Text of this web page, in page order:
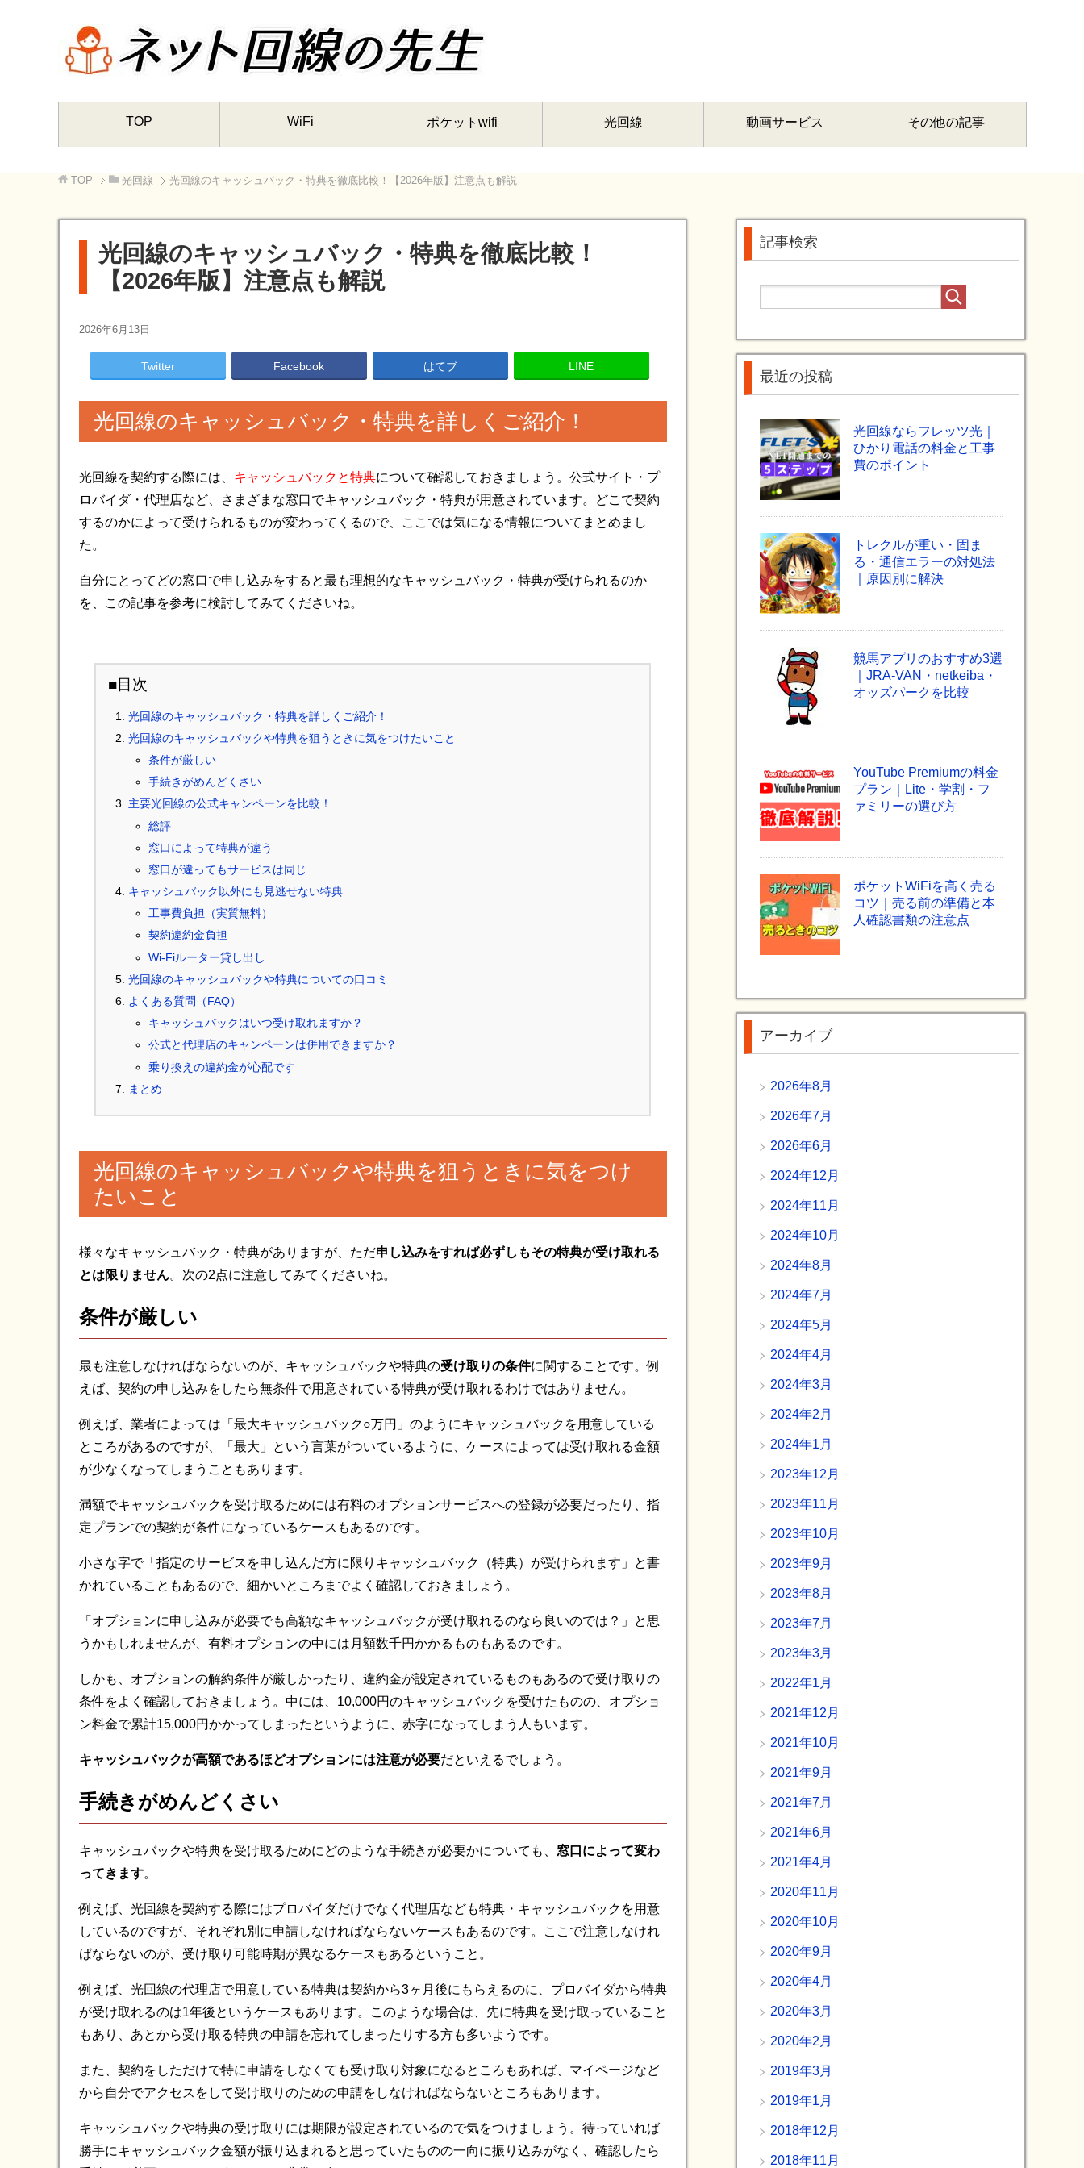
TOP WiFi ポケットwifi 光回線 動画サービス その他の記事
TOP 光回線 光回線のキャッシュバック・特典を徹底比較！【2026年版】注意点も解説
光回線のキャッシュバック・特典を徹底比較！
【2026年版】注意点も解説
2026年6月13日
Twitter Facebook はてブ LINE
光回線のキャッシュバック・特典を詳しくご紹介！
光回線を契約する際には、 キャッシュバックと特典について確認しておきましょう。公式サイト・プ
ロバイダ・代理店など、さまざまな窓口でキャッシュバック・特典が用意されています。どこで契約
するのかによって受けられるものが変わってくるので、ここでは気になる情報についてまとめまし
た。
自分にとってどの窓口で申し込みをすると最も理想的なキャッシュバック・特典が受けられるのか
を、この記事を参考に検討してみてくださいね。
■目次
光回線のキャッシュバック・特典を詳しくご紹介！
光回線のキャッシュバックや特典を狙うときに気をつけたいこと
条件が厳しい
手続きがめんどくさい
主要光回線の公式キャンペーンを比較！
総評
窓口によって特典が違う
窓口が違ってもサービスは同じ
キャッシュバック以外にも見逃せない特典
工事費負担（実質無料）
契約違約金負担
Wi-Fiルーター貸し出し
光回線のキャッシュバックや特典についての口コミ
よくある質問（FAQ）
キャッシュバックはいつ受け取れますか？
公式と代理店のキャンペーンは併用できますか？
乗り換えの違約金が心配です
まとめ
光回線のキャッシュバックや特典を狙うときに気をつけ
たいこと
様々なキャッシュバック・特典がありますが、ただ申し込みをすれば必ずしもその特典が受け取れる
とは限りません。次の2点に注意してみてくださいね。
条件が厳しい
最も注意しなければならないのが、キャッシュバックや特典の受け取りの条件に関することです。例
えば、契約の申し込みをしたら無条件で用意されている特典が受け取れるわけではありません。
例えば、業者によっては「最大キャッシュバック○万円」のようにキャッシュバックを用意している
ところがあるのですが、「最大」という言葉がついているように、ケースによっては受け取れる金額
が少なくなってしまうこともあります。
満額でキャッシュバックを受け取るためには有料のオプションサービスへの登録が必要だったり、指
定プランでの契約が条件になっているケースもあるのです。
小さな字で「指定のサービスを申し込んだ方に限りキャッシュバック（特典）が受けられます」と書
かれていることもあるので、細かいところまでよく確認しておきましょう。
「オプションに申し込みが必要でも高額なキャッシュバックが受け取れるのなら良いのでは？」と思
うかもしれませんが、有料オプションの中には月額数千円かかるものもあるのです。
しかも、オプションの解約条件が厳しかったり、違約金が設定されているものもあるので受け取りの
条件をよく確認しておきましょう。中には、10,000円のキャッシュバックを受けたものの、オプショ
ン料金で累計15,000円かかってしまったというように、赤字になってしまう人もいます。
キャッシュバックが高額であるほどオプションには注意が必要だといえるでしょう。
手続きがめんどくさい
キャッシュバックや特典を受け取るためにどのような手続きが必要かについても、 窓口によって変わ
ってきます。
例えば、光回線を契約する際にはプロバイダだけでなく代理店なども特典・キャッシュバックを用意
しているのですが、それぞれ別に申請しなければならないケースもあるのです。ここで注意しなけれ
ばならないのが、受け取り可能時期が異なるケースもあるということ。
例えば、光回線の代理店で用意している特典は契約から3ヶ月後にもらえるのに、プロバイダから特典
が受け取れるのは1年後というケースもあります。このような場合は、先に特典を受け取っていること
もあり、あとから受け取る特典の申請を忘れてしまったりする方も多いようです。
また、契約をしただけで特に申請をしなくても受け取り対象になるところもあれば、マイページなど
から自分でアクセスをして受け取りのための申請をしなければならないところもあります。
キャッシュバックや特典の受け取りには期限が設定されているので気をつけましょう。待っていれば
勝手にキャッシュバック金額が振り込まれると思っていたものの一向に振り込みがなく、確認したら
記事検索
最近の投稿
光回線ならフレッツ光｜
ひかり電話の料金と工事
費のポイント
トレクルが重い・固ま
る・通信エラーの対処法
｜原因別に解決
競馬アプリのおすすめ3選
｜JRA-VAN・netkeiba・
オッズパークを比較
YouTube Premiumの料金
プラン｜Lite・学割・フ
ァミリーの選び方
ポケットWiFiを高く売る
コツ｜売る前の準備と本
人確認書類の注意点
アーカイブ
2026年8月
2026年7月
2026年6月
2024年12月
2024年11月
2024年10月
2024年8月
2024年7月
2024年5月
2024年4月
2024年3月
2024年2月
2024年1月
2023年12月
2023年11月
2023年10月
2023年9月
2023年8月
2023年7月
2023年3月
2022年1月
2021年12月
2021年10月
2021年9月
2021年7月
2021年6月
2021年4月
2020年11月
2020年10月
2020年9月
2020年4月
2020年3月
2020年2月
2019年3月
2019年1月
2018年12月
2018年11月